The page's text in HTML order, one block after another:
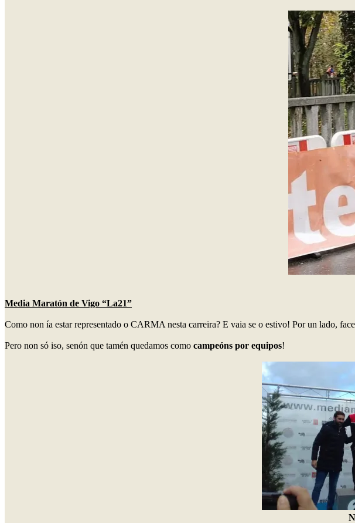
Media Maratón de Vigo “La21”
Como non ía estar representado o CARMA nesta carreira? E vaia se o estivo! Por un lado,
Pero non só iso, senón que tamén quedamos como campeóns por equipos!